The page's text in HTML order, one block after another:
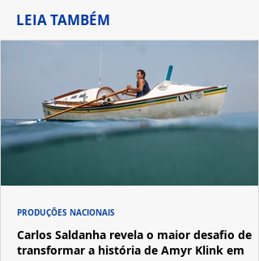
LEIA TAMBÉM
Carlos Saldanha revela o maior desafio de
transformar a história de Amyr Klink em
PRODUÇÕES NACIONAIS